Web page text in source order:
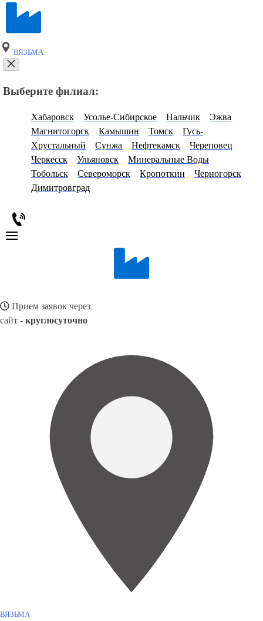
ВЯЗЬМА
Выберите филиал:
Хабаровск Усолье-Сибирское Нальчик
Эжва
Магнитогорск
Камышин Томск
Гусь-
Хрустальный
Сунжа Нефтекамск
Череповец
Черкесск
Ульяновск
Минеральные Воды
Тобольск
Североморск Кропоткин
Черногорск
Димитровград
Прием заявок через
сайт - круглосуточно
ВЯЗЬМА